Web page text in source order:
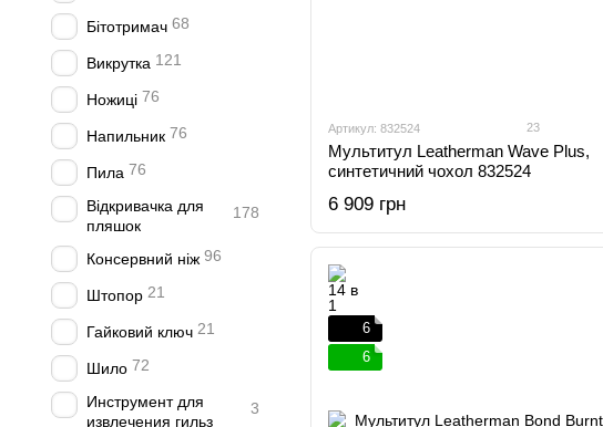
Артикул: 832524 23
Мультитул Leatherman Wave Plus,
синтетичний чохол 832524
6 909 грн
6
6
Бітотримач 68
Викрутка 121
Ножиці 76
Напильник 76
Пила 76
Відкривачка для
пляшок
178
Консервний ніж 96
Штопор 21
Гайковий ключ 21
Шило 72
Инструмент для
извлечения гильз
3